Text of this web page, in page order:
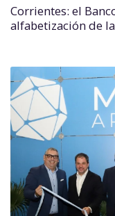
Corrientes: el
alfabetización de